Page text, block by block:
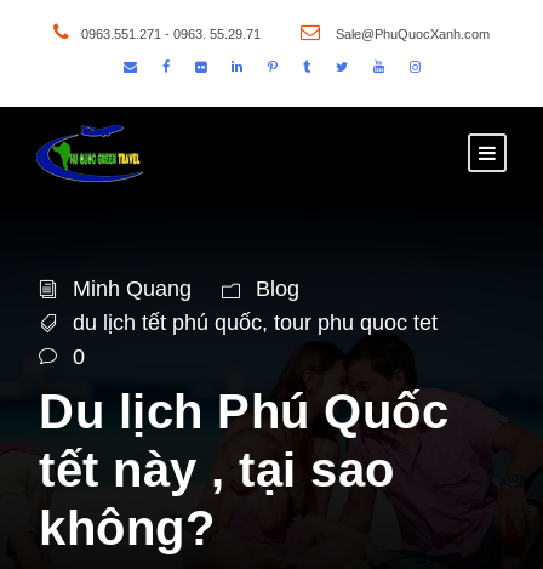
0963.551.271 - 0963. 55.29.71 Sale@PhuQuocXanh.com
Minh Quang
Blog
du lịch tết phú quốc, tour phu quoc tet
0
Du lịch Phú Quốc
tết này , tại sao
không?